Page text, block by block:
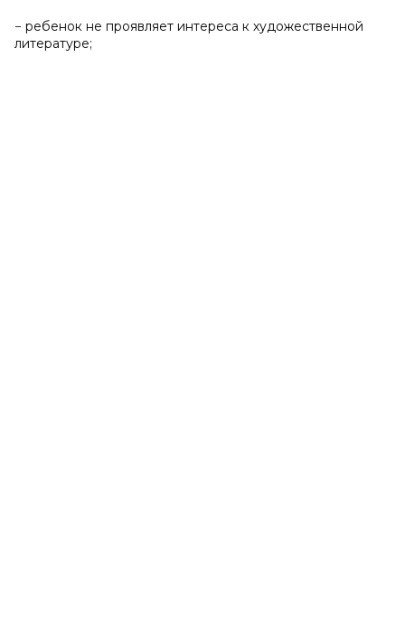
− ребенок не проявляет интереса к художественной
литературе;